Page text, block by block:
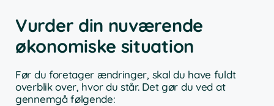
Vurder din nuværende
økonomiske situation
Før du foretager ændringer, skal du have fuldt
overblik over, hvor du står. Det gør du ved at
gennemgå følgende: